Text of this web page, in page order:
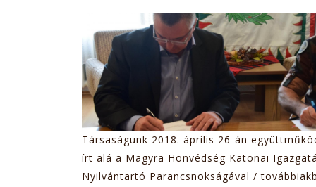
Társaságunk 2018. április 26-án
írt alá a Magyra Honvédség Katonai
Nyilvántartó Parancsnokságával /